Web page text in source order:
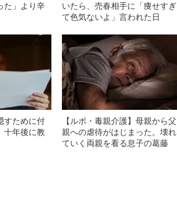
た」より辛
いたら、売春相手に「痩せすぎ
て色気ないよ」言われた日
すために付
十年後に教
【ルポ・毒親介護】母親から父
親への虐待がはじまった。壊れ
ていく両親を看る息子の葛藤